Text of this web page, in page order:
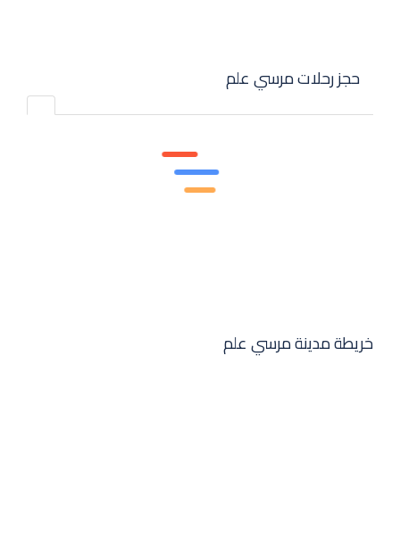
حجز رحلات مرسي علم
خريطة مدينة مرسي علم